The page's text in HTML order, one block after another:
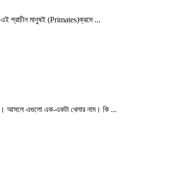
প্রাচীন মানুষই (Primates)ক্রমে ...
আসলে এগুলো এক-একটা খেলার নাম। কি ...